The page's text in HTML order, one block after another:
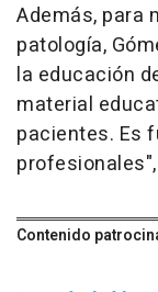
Además, para
patología,
la educación
material
pacientes. Es
Contenido